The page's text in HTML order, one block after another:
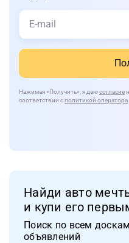
Нажимая «Получить» , я даюсогласие
соответствии сполитикой оператора
Найди авто
и купи его
Поиск по всем доскам
объявлений